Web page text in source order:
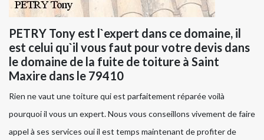
PETRY Tony est l`expert dans ce domaine, il
est celui qu`il vous faut pour votre devis dans
le domaine de la fuite de toiture à Saint
Maxire dans le 79410
Rien ne vaut une toiture qui est parfaitement réparée voilà
pourquoi il vous un expert. Nous vous conseillons vivement de faire
appel à ses services oui il est temps maintenant de profiter de